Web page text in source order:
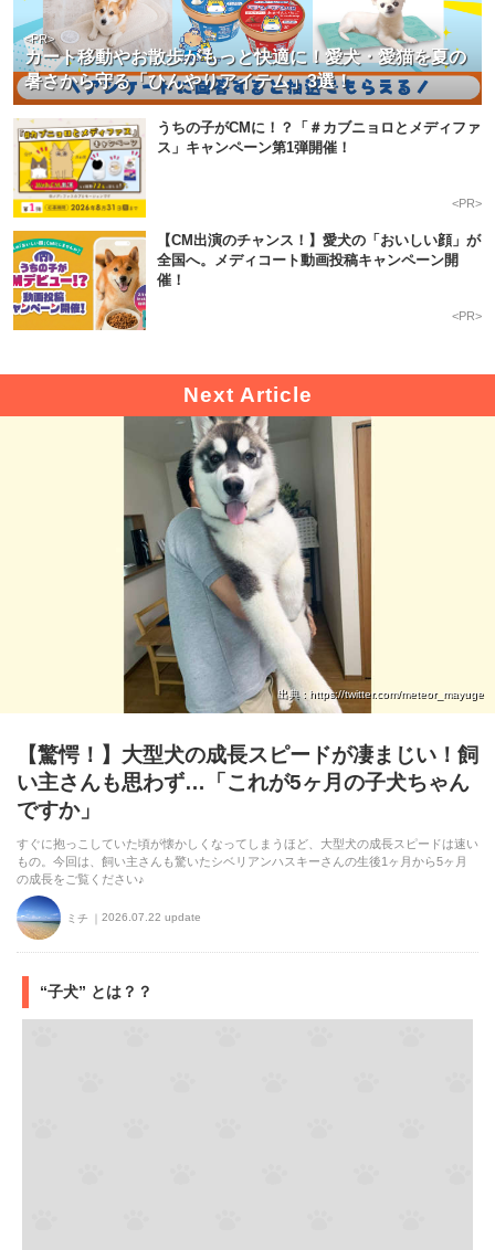
カート移動やお散歩がもっと快適に！愛犬・愛猫を夏の
暑さから守る「ひんやりアイテム」3選！
<PR>
うちの子がCMに！？「＃カブニョロとメディファ
ス」キャンペーン第1弾開催！
<PR>
【CM出演のチャンス！】愛犬の「おいしい顔」が
全国へ。メディコート動画投稿キャンペーン開
催！
<PR>
出典 : https://twitter.com/meteor_mayuge
【驚愕！】大型犬の成長スピードが凄まじい！飼
い主さんも思わず…「これが5ヶ月の子犬ちゃん
ですか」
すぐに抱っこしていた頃が懐かしくなってしまうほど、大型犬の成長スピードは速い
もの。今回は、飼い主さんも驚いたシベリアンハスキーさんの生後1ヶ月から5ヶ月
の成長をご覧ください♪
ミチ 2026.07.22 update
“子犬” とは？？